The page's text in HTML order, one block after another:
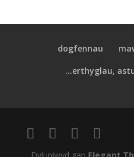
dogfennau
erthyglau,